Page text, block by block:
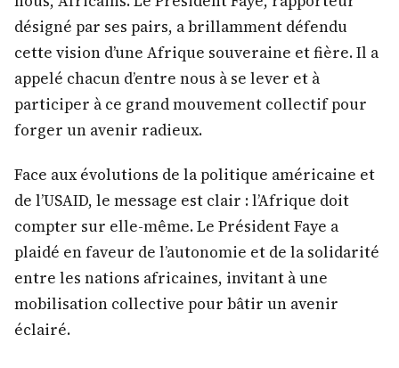
désigné par ses pairs, a brillamment défendu
cette vision d’une Afrique souveraine et fière. Il a
appelé chacun d’entre nous à se lever et à
participer à ce grand mouvement collectif pour
forger un avenir radieux.
Face aux évolutions de la politique américaine et
de l’USAID, le message est clair : l’Afrique doit
compter sur elle-même. Le Président Faye a
plaidé en faveur de l’autonomie et de la solidarité
entre les nations africaines, invitant à une
mobilisation collective pour bâtir un avenir
éclairé.